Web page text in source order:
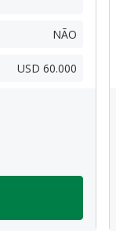
NÃO
USD 60.000